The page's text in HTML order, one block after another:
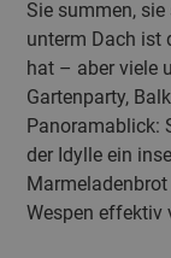
Sie summen,
unterm Dach ist
hat – aber viele
Gartenparty,
Panoramablick:
der Idylle ein
Wespen effektiv